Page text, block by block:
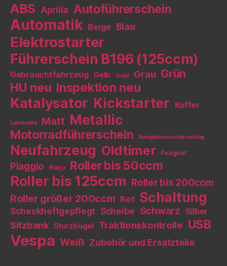
ABS Aprilia Autoführerschein
Automatik Beige Blau
Elektrostarter
Führerschein B196 (125ccm)
Gebrauchtfahrzeug Gelb Gold Grau Grün
HU neu Inspektion neu
Katalysator Kickstarter Koffer
Lambretta Matt Metallic
Motorradführerschein Navigationsvorbereitung
Neufahrzeug Oldtimer Peugeot
Piaggio Rieju Roller bis 50ccm
Roller bis 125ccm Roller bis 200ccm
Roller größer 200ccm Rot Schaltung
Scheckheftgepflegt Scheibe Schwarz Silber
Sitzbank Sturzbügel Traktionskontrolle USB
Vespa Weiß Zubehör und Ersatzteile